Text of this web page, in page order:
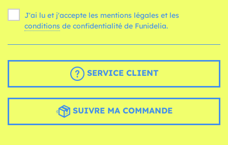
J'ai lu et j'accepte les mentions légales et les
conditions de confidentialité de Funidelia.
SERVICE CLIENT
SUIVRE MA COMMANDE